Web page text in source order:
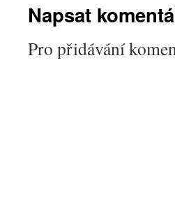
Napsat
Pro přidávání